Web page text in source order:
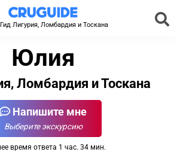
Лигурия, Ломбардия и Тоскана
Юлия
Ломбардия и Тоскана
Напишите мне
Выберите экскурсию
время ответа 1 час. 34 мин.